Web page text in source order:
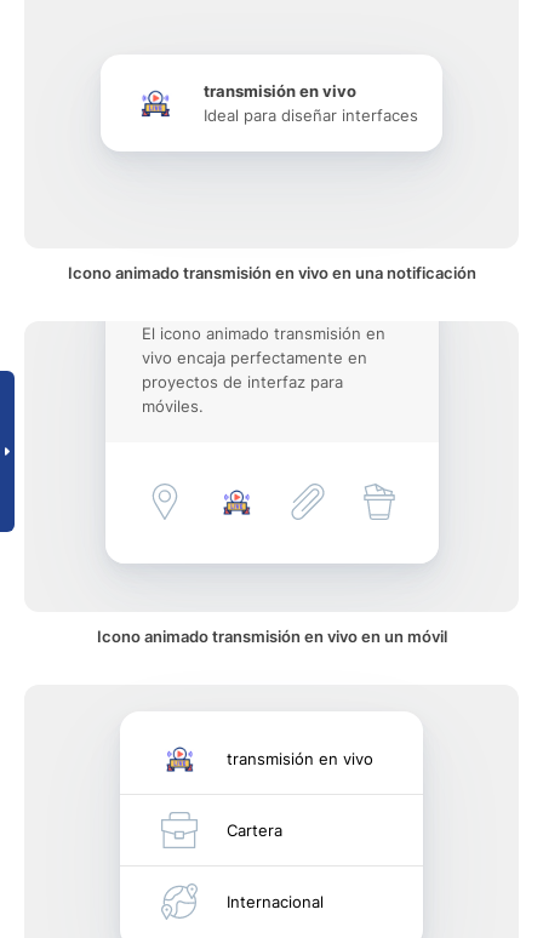
transmisión en vivo
Ideal para diseñar interfaces
Icono animado transmisión en vivo en una notificación
El icono animado transmisión en
vivo encaja perfectamente en
proyectos de interfaz para
móviles.
Icono animado transmisión en vivo en un móvil
transmisión en vivo
Cartera
Internacional